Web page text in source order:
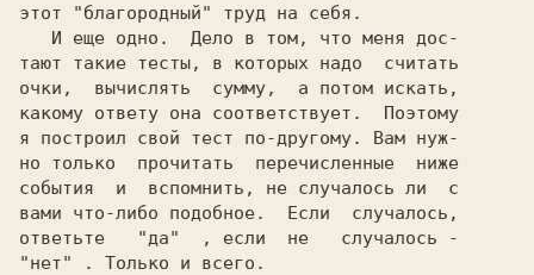
этот "благородный" труд на себя.
тают такие тесты, в которых надо  считать
очки,  вычислять  сумму,  а потом искать,
какому ответу она соответствует.  Поэтому
я построил свой тест по-другому. Вам нуж-
но только  прочитать  перечисленные  ниже
события  и  вспомнить, не случалось ли  с
вами что-либо подобное.  Если  случалось,
ответьте   "да"  , если  не   случалось -
"нет" . Только и всего.